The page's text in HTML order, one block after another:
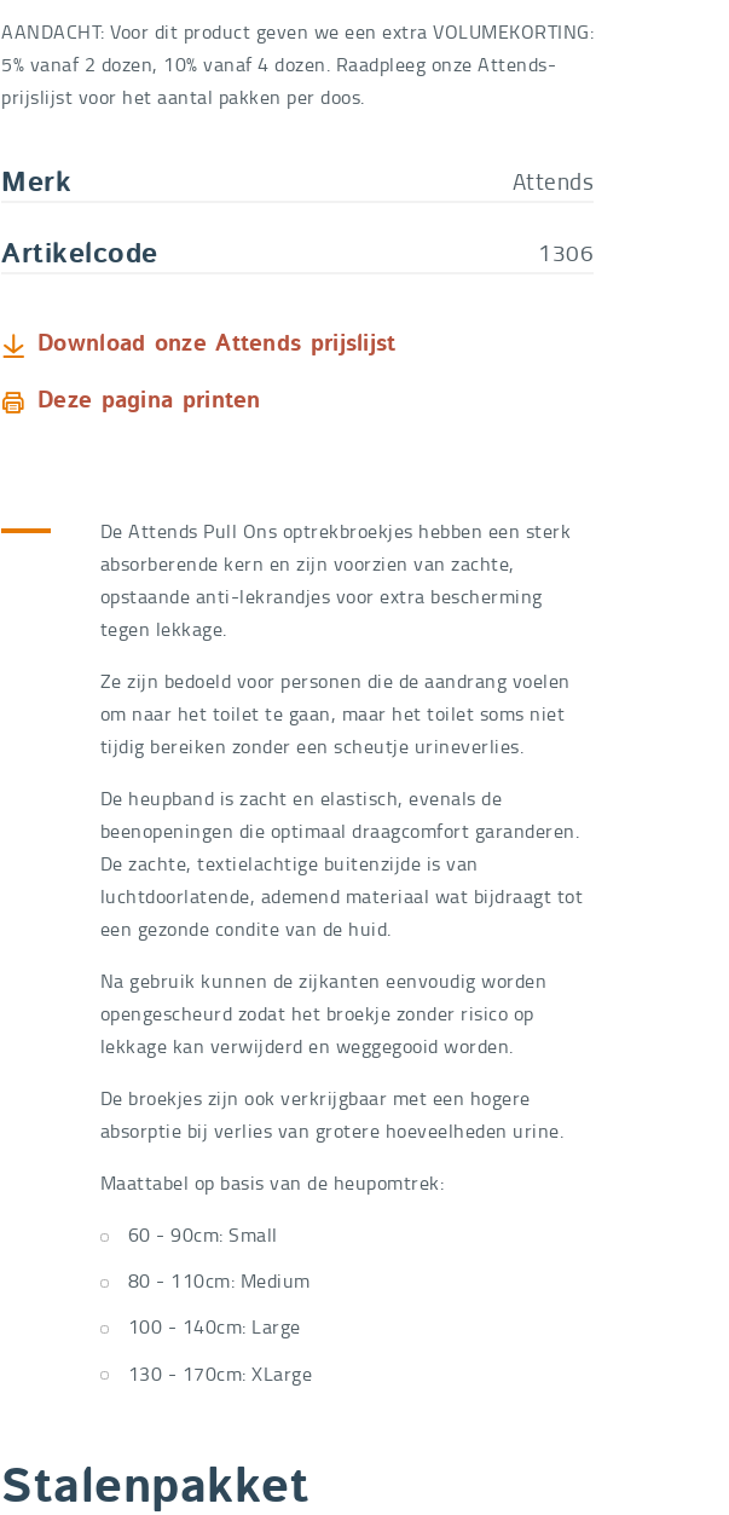
MEDIUM - 18 st
Bestelcode 1306MEDIUM
Bestelcode
Bestelcode1306XLARGE 19,60
AANDACHT: Voor dit product geven we een extra VOLUMEKORTING:
5% vanaf 2 dozen, 10% vanaf 4 dozen. Raadpleeg onze Attends-
prijslijst voor het aantal pakken per doos.
Merk Attends
Artikelcode 1306
Download onze Attends prijslijst
Deze pagina printen
De Attends Pull Ons optrekbroekjes hebben een sterk
absorberende kern en zijn voorzien van zachte,
opstaande anti-lekrandjes voor extra bescherming
tegen lekkage.
Ze zijn bedoeld voor personen die de aandrang voelen
om naar het toilet te gaan, maar het toilet soms niet
tijdig bereiken zonder een scheutje urineverlies.
De heupband is zacht en elastisch, evenals de
beenopeningen die optimaal draagcomfort garanderen.
De zachte, textielachtige buitenzijde is van
luchtdoorlatende, ademend materiaal wat bijdraagt tot
een gezonde condite van de huid.
Na gebruik kunnen de zijkanten eenvoudig worden
opengescheurd zodat het broekje zonder risico op
lekkage kan verwijderd en weggegooid worden.
De broekjes zijn ook verkrijgbaar met een hogere
absorptie bij verlies van grotere hoeveelheden urine.
Maattabel op basis van de heupomtrek:
60 - 90cm: Small
80 - 110cm: Medium
100 - 140cm: Large
130 - 170cm: XLarge
Stalenpakket